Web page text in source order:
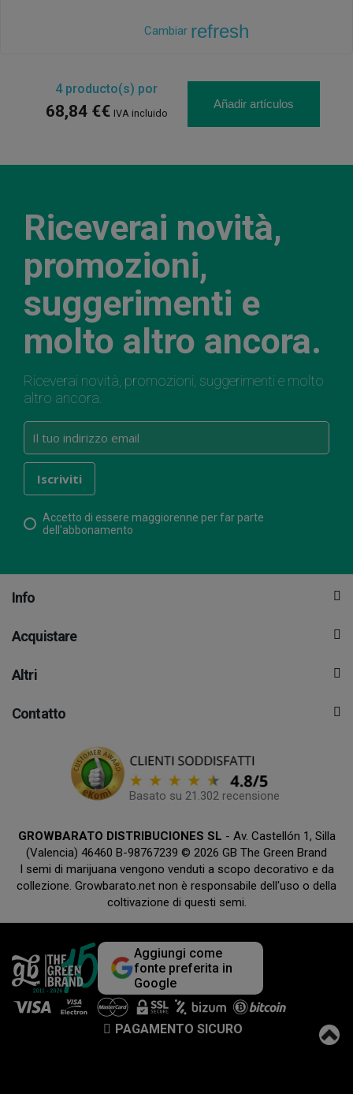
Cambiar refresh
4producto(s) por
68,84 €€ IVA incluido
Añadir artículos
Riceverai novità,
promozioni,
suggerimenti e
molto altro ancora.
Riceverai novità, promozioni, suggerimenti e molto
altro ancora.
Accetto di essere maggiorenne per far parte
dell'abbonamento
Info
Acquistare
Altri
Contatto
Basato su 21.302 recensione
GROWBARATO DISTRIBUCIONES SL - Av. Castellón 1, Silla
(Valencia) 46460 B-98767239 © 2026 GB The Green Brand
I semi di marijuana vengono venduti a scopo decorativo e da
collezione. Growbarato.net non è responsabile dell'uso o della
coltivazione di questi semi.
Aggiungi come
fonte preferita in
Google
PAGAMENTO SICURO